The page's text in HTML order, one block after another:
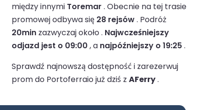
między innymi Toremar . Obecnie na tej trasie
promowej odbywa się 28 rejsów. Podróż
20min zazwyczaj około . Najwcześniejszy
odjazd jest o 09:00 , a najpóźniejszy o 19:25 .
Sprawdź najnowszą dostępność i zarezerwuj
prom do Portoferraio już dziś z AFerry.